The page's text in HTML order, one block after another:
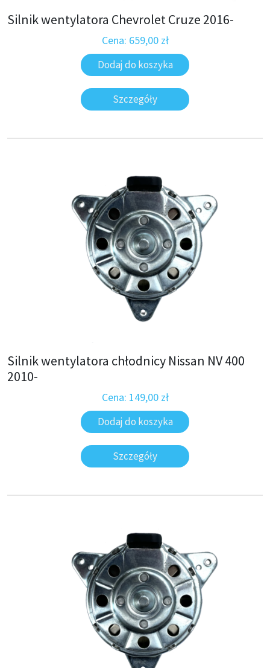
Silnik wentylatora Chevrolet Cruze 2016-
Cena: 659,00 zł
Dodaj do koszyka
Szczegóły
Silnik wentylatora chłodnicy Nissan NV 400
2010-
Cena: 149,00 zł
Dodaj do koszyka
Szczegóły